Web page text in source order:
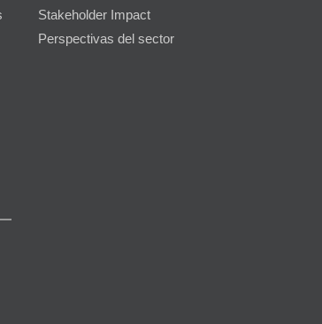
Stakeholder Impact
Perspectivas del sector